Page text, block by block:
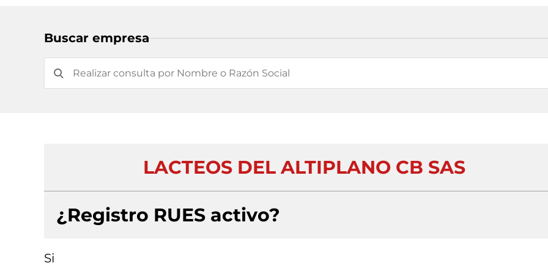
Buscar empresa
LACTEOS DEL ALTIPLANO CB SAS
¿Registro RUES activo?
Si